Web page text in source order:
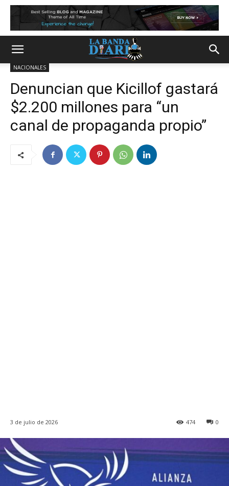
NACIONALES
Denuncian que Kicillof gastará
$2.200 millones para “un
canal de propaganda propio”
3 de julio de 2026 0
474